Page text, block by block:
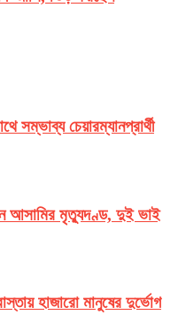
সম্ভাব্য চেয়ারম্যানপ্রার্থী
আসামির মৃত্যুদণ্ড, দুই ভাই
হাজারো মানুষের দুর্ভোগ